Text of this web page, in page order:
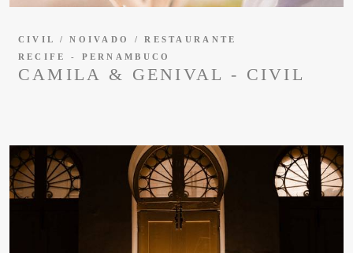
CAMILA & GENIVAL - CIVIL
CIVIL / NOIVADO / RESTAURANTE
RECIFE - PERNAMBUCO